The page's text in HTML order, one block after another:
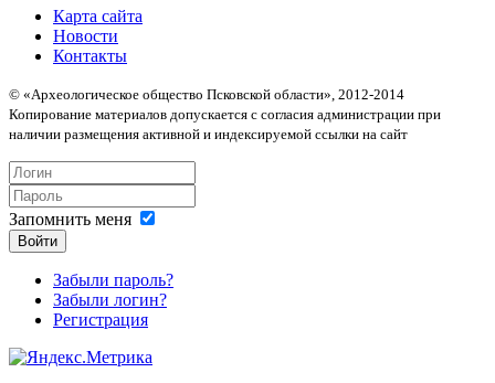
Карта сайта
Новости
Контакты
© «Археологическое общество Псковской области», 2012-2014
Копирование материалов допускается с согласия администрации при
наличии размещения активной и индексируемой ссылки на сайт
Запомнить меня
Войти
Забыли пароль?
Забыли логин?
Регистрация